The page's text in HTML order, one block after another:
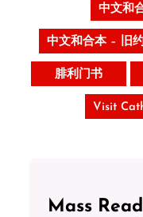
中文和
中文和合本 – 旧
腓利门书
Visit
Mass